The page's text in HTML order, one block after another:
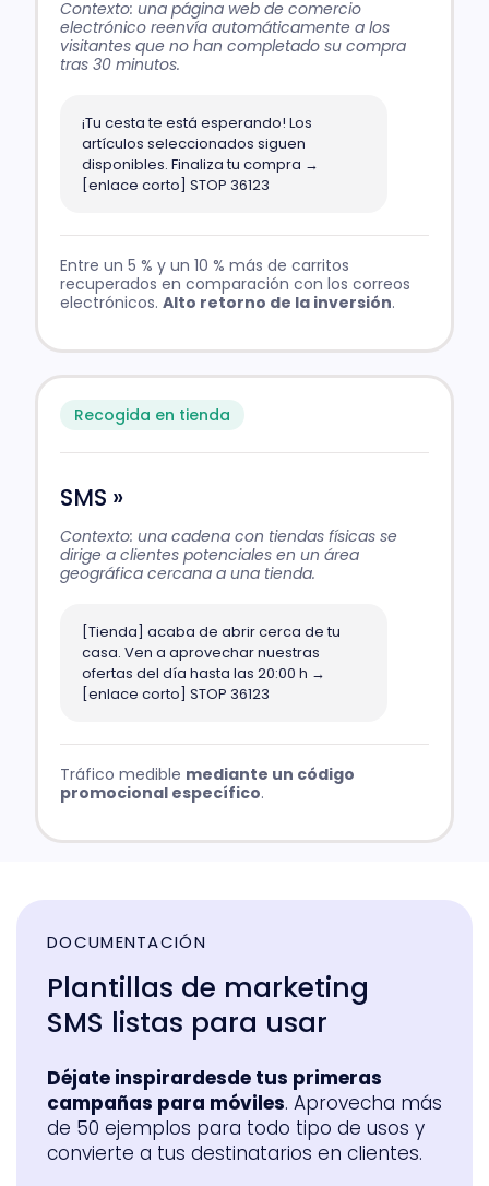
Contexto: una página web de comercio
electrónico reenvía automáticamente a los
visitantes que no han completado su compra
tras 30 minutos.
¡Tu cesta te está esperando! Los
artículos seleccionados siguen
disponibles. Finaliza tu compra →
[enlace corto] STOP 36123
Entre un 5 % y un 10 % más de carritos
recuperados en comparación con los correos
electrónicos. Alto retorno de la inversión.
Recogida en tienda
SMS »
Contexto: una cadena con tiendas físicas se
dirige a clientes potenciales en un área
geográfica cercana a una tienda.
[Tienda] acaba de abrir cerca de tu
casa. Ven a aprovechar nuestras
ofertas del día hasta las 20:00 h →
[enlace corto] STOP 36123
Tráfico medible mediante un código
promocional específico.
DOCUMENTACIÓN
Plantillas de marketing
SMS listas para usar
Déjate inspirardesde tus primeras
campañas para móviles. Aprovecha más
de 50 ejemplos para todo tipo de usos y
convierte a tus destinatarios en clientes.